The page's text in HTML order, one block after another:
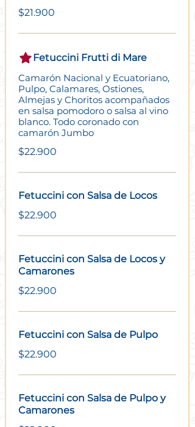
$21.900
Fetuccini Frutti di Mare
Camarón Nacional y Ecuatoriano,
Pulpo, Calamares, Ostiones,
Almejas y Choritos acompañados
en salsa pomodoro o salsa al vino
blanco. Todo coronado con
camarón Jumbo
$22.900
Fetuccini con Salsa de Locos
$22.900
Fetuccini con Salsa de Locos y
Camarones
$22.900
Fetuccini con Salsa de Pulpo
$22.900
Fetuccini con Salsa de Pulpo y
Camarones